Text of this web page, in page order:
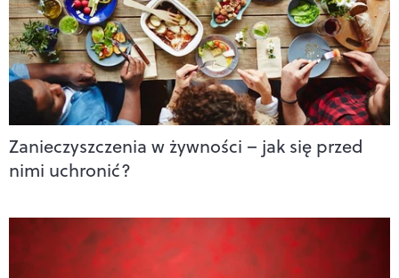
Zanieczyszczenia w żywności – jak się przed
nimi uchronić?